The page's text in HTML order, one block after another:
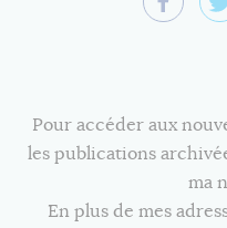
Pour accéder aux
les publications
ma
En plus de mes